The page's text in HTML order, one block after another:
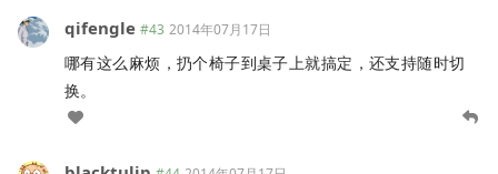
qifengle #43 2014年07月17日
哪有这么麻烦，扔个椅子到桌子上就搞定，还支持随时切
换。